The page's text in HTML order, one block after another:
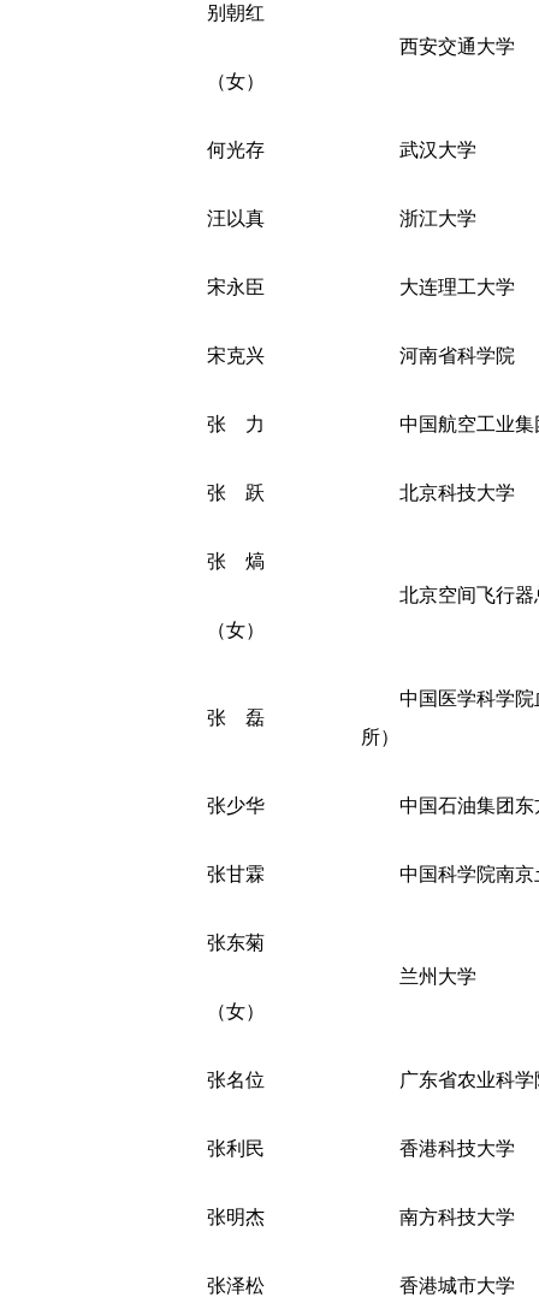
别朝红
（女）
西安交通大学
何光存 武汉大学
汪以真 浙江大学
宋永臣 大连理工大学
宋克兴 河南省科学院
张 力 中国航空工业
张 跃 北京科技大学
张 熇
（女）
北京空间飞行
张 磊
中国医学科学
所）
张少华 中国石油集团
张甘霖 中国科学院南
张东菊
（女）
兰州大学
张名位 广东省农业科学
张利民 香港科技大学
张明杰 南方科技大学
张泽松 香港城市大学